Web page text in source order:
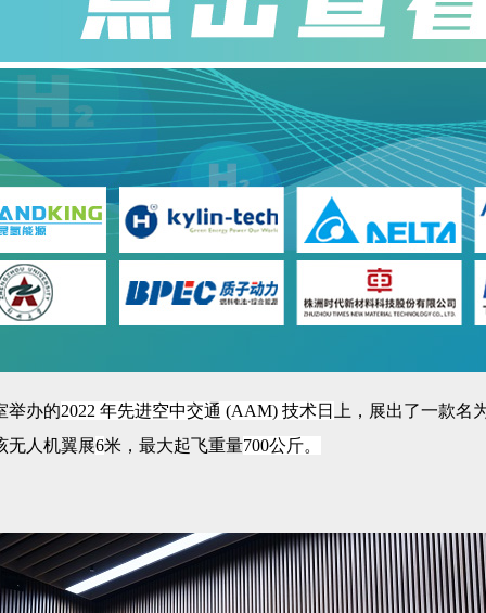
举办的2022 年先进空中交通 (AAM) 技术日 上，展出了一款名
无人机翼展6米，最大起飞重量700公斤。